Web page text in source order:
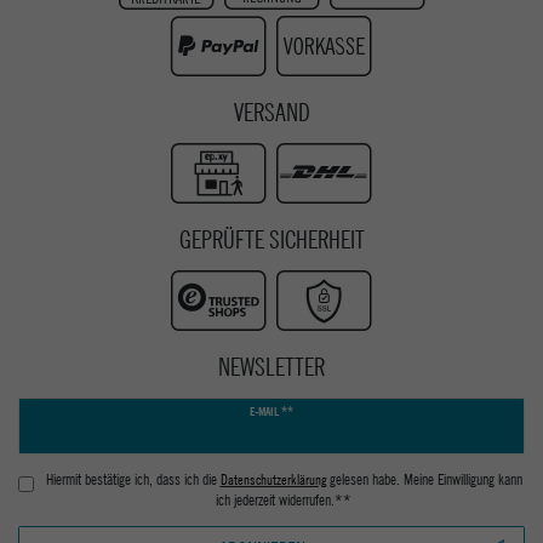
Youtube
VERSAND
GEPRÜFTE SICHERHEIT
NEWSLETTER
E-MAIL **
Hiermit bestätige ich, dass ich die Daten­schutz­erklärunggelesen habe. Meine Einwilligung kann
ich jederzeit widerrufen.**